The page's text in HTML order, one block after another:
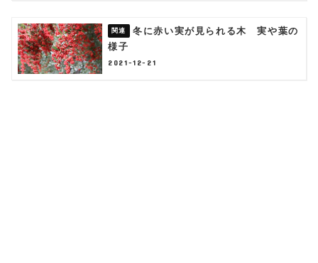
冬に赤い実が見られる木 実や葉の
様子
2021-12-21